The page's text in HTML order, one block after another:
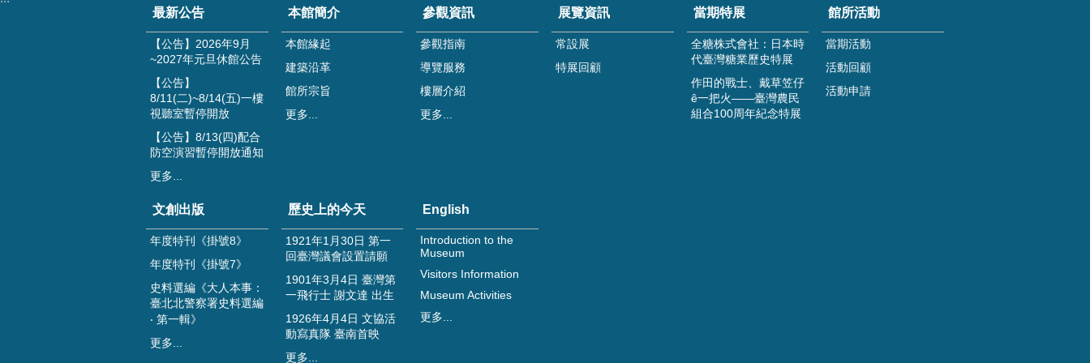
最新公告
【公告】2026年9月
~2027年元旦休館公告
【公告】
8/11(二)~8/14(五)一樓
視聽室暫停開放
【公告】8/13(四)配合
防空演習暫停開放通知
更多...
本館簡介
本館緣起
建築沿革
館所宗旨
更多...
參觀資訊
參觀指南
導覽服務
樓層介紹
更多...
展覽資訊
常設展
特展回顧
當期特展
全糖株式會社：日本時
代臺灣糖業歷史特展
作田的戰士、戴草笠仔
ê一把火——臺灣農民
組合100周年紀念特展
館所活動
當期活動
活動回顧
活動申請
文創出版
年度特刊《掛號8》
年度特刊《掛號7》
史料選編《大人本事：
臺北北警察署史料選編
‧ 第一輯》
更多...
歷史上的今天
1921年1月30日 第一
回臺灣議會設置請願
1901年3月4日 臺灣第
一飛行士 謝文達 出生
1926年4月4日 文協活
動寫真隊 臺南首映
更多...
English
Introduction to the
Museum
Visitors Information
Museum Activities
更多...